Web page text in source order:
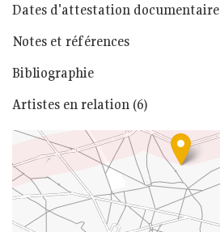
Dates d'attestation documentaire
Notes et références
Bibliographie
Artistes en relation (6)